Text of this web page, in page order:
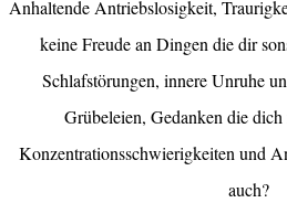
Anhaltende Antriebslosigkeit,
keine Freude an Dingen die dir
Schlafstörungen, innere Unruhe
Grübeleien, Gedanken die
Konzentrationsschwierigkeiten und
auch?